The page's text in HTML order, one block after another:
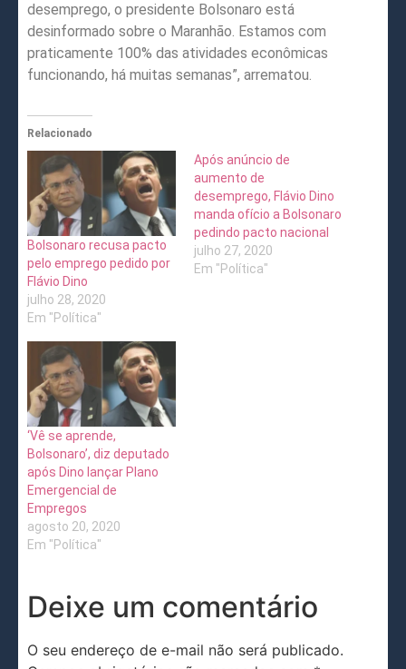
desemprego, o presidente Bolsonaro está
desinformado sobre o Maranhão. Estamos com
praticamente 100% das atividades econômicas
funcionando, há muitas semanas”, arrematou.
Relacionado
Bolsonaro recusa pacto
pelo emprego pedido por
Flávio Dino
julho 28, 2020
Em "Política"
Após anúncio de
aumento de
desemprego, Flávio Dino
manda ofício a Bolsonaro
pedindo pacto nacional
julho 27, 2020
Em "Política"
‘Vê se aprende,
Bolsonaro’, diz deputado
após Dino lançar Plano
Emergencial de
Empregos
agosto 20, 2020
Em "Política"
Deixe um comentário
O seu endereço de e-mail não será publicado.